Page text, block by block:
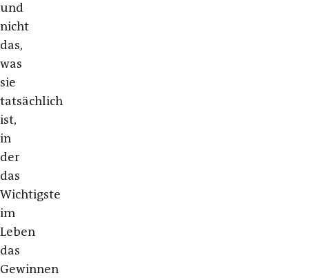
und
nicht
das,
was
sie
tatsächlich
ist,
in
der
das
Wichtigste
im
Leben
das
Gewinnen